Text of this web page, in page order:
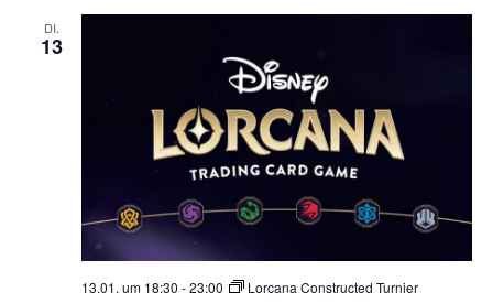
DI.
13
13.01. um 18:30 -23:00 Lorcana Constructed Turnier